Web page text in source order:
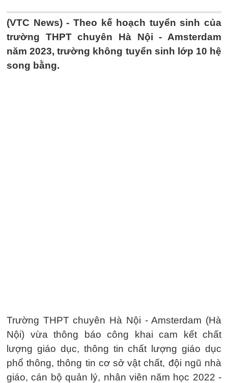
(VTC News) - Theo kế hoạch tuyển sinh của
trường THPT chuyên Hà Nội - Amsterdam
năm 2023, trường không tuyển sinh lớp 10 hệ
song bằng.
Trường THPT chuyên Hà Nội - Amsterdam (Hà
Nội) vừa thông báo công khai cam kết chất
lượng giáo dục, thông tin chất lượng giáo dục
phổ thông, thông tin cơ sở vật chất, đội ngũ nhà
giáo, cán bộ quản lý, nhân viên năm học 2022 -